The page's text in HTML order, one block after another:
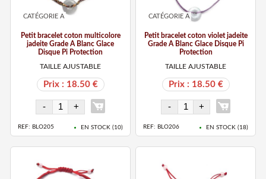
CATÉGORIE A
Petit bracelet coton multicolore
jadeite Grade A Blanc Glace
Disque Pi Protection
TAILLE AJUSTABLE
Prix : 18.50 €
REF: BLO205 EN STOCK ( 10)
CATÉGORIE A
Petit bracelet coton violet jadeite
Grade A Blanc Glace Disque Pi
Protection
TAILLE AJUSTABLE
Prix : 18.50 €
REF: BLO206 EN STOCK ( 18)